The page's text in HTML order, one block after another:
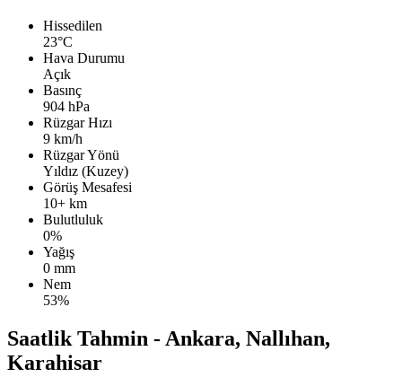
Hissedilen
23°C
Hava Durumu
Açık
Basınç
904 hPa
Rüzgar Hızı
9 km/h
Rüzgar Yönü
Yıldız (Kuzey)
Görüş Mesafesi
10+ km
Bulutluluk
0%
Yağış
0 mm
Nem
53%
Saatlik Tahmin - Ankara, Nallıhan,
Karahisar